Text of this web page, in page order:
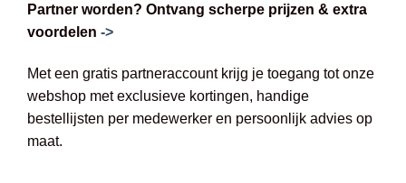
Partner worden? Ontvang scherpe prijzen & extra
voordelen ->
Met een gratis partneraccount krijg je toegang tot onze
webshop met exclusieve kortingen, handige
bestellijsten per medewerker en persoonlijk advies op
maat.